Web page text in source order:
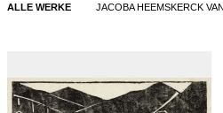
ALLE WERKE JACOBA HEEMSKERCK